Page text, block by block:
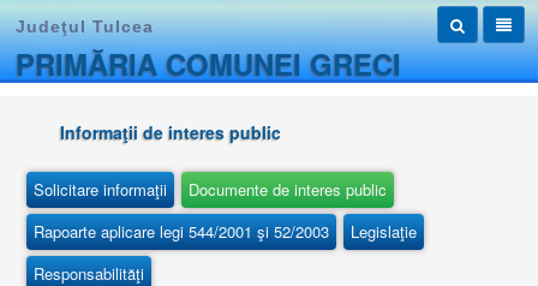
Judeţul Tulcea
PRIMĂRIA COMUNEI GRECI
Informaţii de interes public
Solicitare informaţii
Documente de interes public
Rapoarte aplicare legi 544/2001 şi 52/2003
Legislaţie
Responsabilităţi